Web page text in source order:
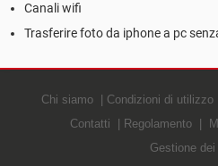
Canali wifi
Trasferire foto da iphone a pc
Chi siamo Condizioni di utilizzo
Contatti
Regolamento
Gestione